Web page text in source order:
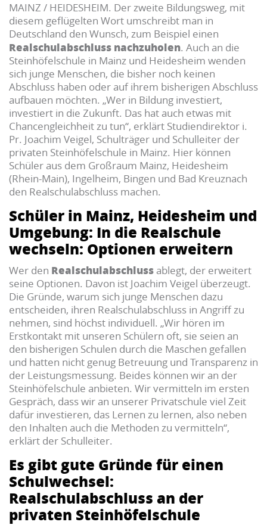
MAINZ / HEIDESHEIM. Der zweite Bildungsweg, mit
diesem geflügelten Wort umschreibt man in
Deutschland den Wunsch, zum Beispiel einen
Realschulabschluss nachzuholen. Auch an die
Steinhöfelschule in Mainz und Heidesheim wenden
sich junge Menschen, die bisher noch keinen
Abschluss haben oder auf ihrem bisherigen Abschluss
aufbauen möchten. „Wer in Bildung investiert,
investiert in die Zukunft. Das hat auch etwas mit
Chancengleichheit zu tun“, erklärt Studiendirektor i.
Pr. Joachim Veigel, Schulträger und Schulleiter der
privaten Steinhöfelschule in Mainz. Hier können
Schüler aus dem Großraum Mainz, Heidesheim
(Rhein-Main), Ingelheim, Bingen und Bad Kreuznach
den Realschulabschluss machen.
Schüler in Mainz, Heidesheim und
Umgebung: In die Realschule
wechseln: Optionen erweitern
Wer den Realschulabschlussablegt, der erweitert
seine Optionen. Davon ist Joachim Veigel überzeugt.
Die Gründe, warum sich junge Menschen dazu
entscheiden, ihren Realschulabschluss in Angriff zu
nehmen, sind höchst individuell. „Wir hören im
Erstkontakt mit unseren Schülern oft, sie seien an
den bisherigen Schulen durch die Maschen gefallen
und hatten nicht genug Betreuung und Transparenz in
der Leistungsmessung. Beides können wir an der
Steinhöfelschule anbieten. Wir vermitteln im ersten
Gespräch, dass wir an unserer Privatschule viel Zeit
dafür investieren, das Lernen zu lernen, also neben
den Inhalten auch die Methoden zu vermitteln“,
erklärt der Schulleiter.
Es gibt gute Gründe für einen
Schulwechsel:
Realschulabschluss an der
privaten Steinhöfelschule